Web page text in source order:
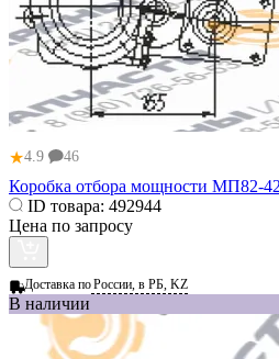
★4.9 46
Коробка отбора мощности МП82-
ID товара: 492944
Цена по запросу
Доставка поРоссии, в РБ, KZ
В наличии